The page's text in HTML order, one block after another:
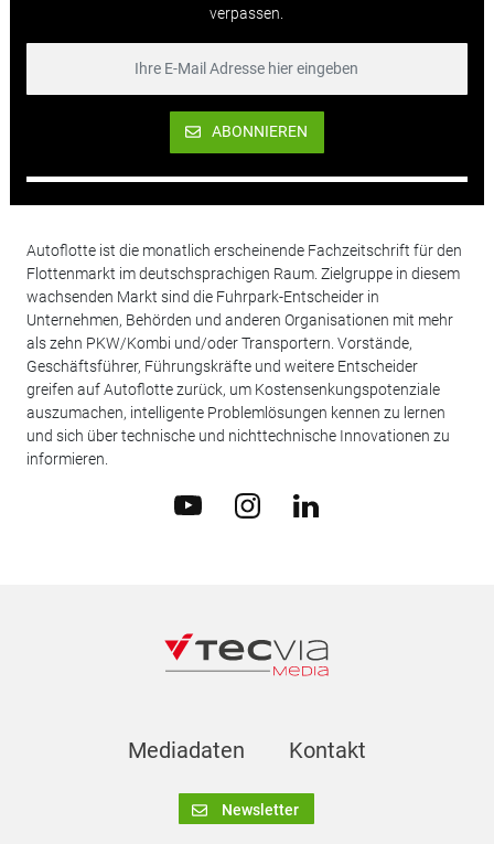
verpassen.
ABONNIEREN
Autoflotte ist die monatlich erscheinende Fachzeitschrift für den
Flottenmarkt im deutschsprachigen Raum. Zielgruppe in diesem
wachsenden Markt sind die Fuhrpark-Entscheider in
Unternehmen, Behörden und anderen Organisationen mit mehr
als zehn PKW/Kombi und/oder Transportern. Vorstände,
Geschäftsführer, Führungskräfte und weitere Entscheider
greifen auf Autoflotte zurück, um Kostensenkungspotenziale
auszumachen, intelligente Problemlösungen kennen zu lernen
und sich über technische und nichttechnische Innovationen zu
informieren.
Mediadaten Kontakt
Newsletter